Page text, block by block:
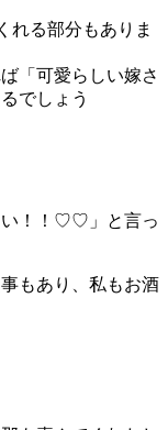
れる部分もありま
「可愛らしい嫁さ
でしょう
い！！♡♡」と言っ
もあり、私もお酒